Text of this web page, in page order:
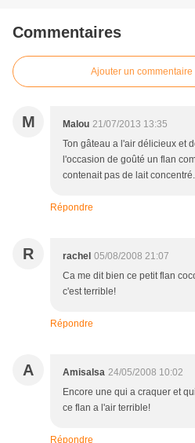
Commentaires
Ajouter un commentaire
M Malou 21/07/2013 13:35
Ton gâteau a l'air délicieux et
l'occasion de goûté un flan
contenait pas de lait
Répondre
R rachel 05/08/2008 21:07
Ca me dit bien ce petit flan
c'est terrible!
Répondre
A Amisalsa 24/05/2008 10:02
Encore une qui a craquer et
ce flan a l'air terrible!
Répondre